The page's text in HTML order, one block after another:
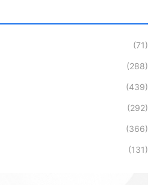
(71)
(288)
(439)
(292)
(366)
(131)